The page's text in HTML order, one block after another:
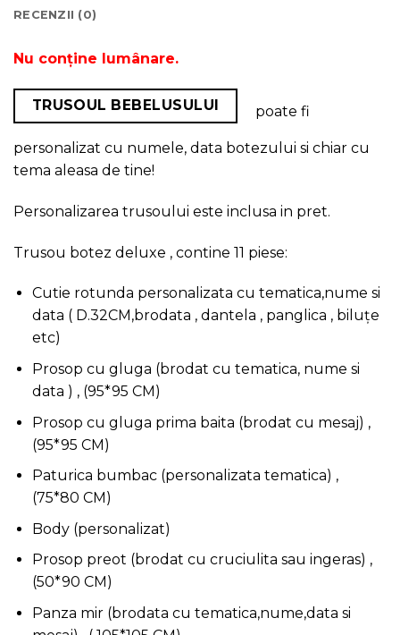
RECENZII (0)
Nu conține lumânare.
TRUSOUL BEBELUSULUI poate fi
personalizat cu numele, data botezului si chiar cu
tema aleasa de tine!
Personalizarea trusoului este inclusa in pret.
Trusou botez deluxe , contine 11 piese:
Cutie rotunda personalizata cu tematica,nume si
data ( D.32CM,brodata , dantela , panglica , biluțe
etc)
Prosop cu gluga (brodat cu tematica, nume si
data ) , (95*95 CM)
Prosop cu gluga prima baita (brodat cu mesaj) ,
(95*95 CM)
Paturica bumbac (personalizata tematica) ,
(75*80 CM)
Body (personalizat)
Prosop preot (brodat cu cruciulita sau ingeras) ,
(50*90 CM)
Panza mir (brodata cu tematica,nume,data si